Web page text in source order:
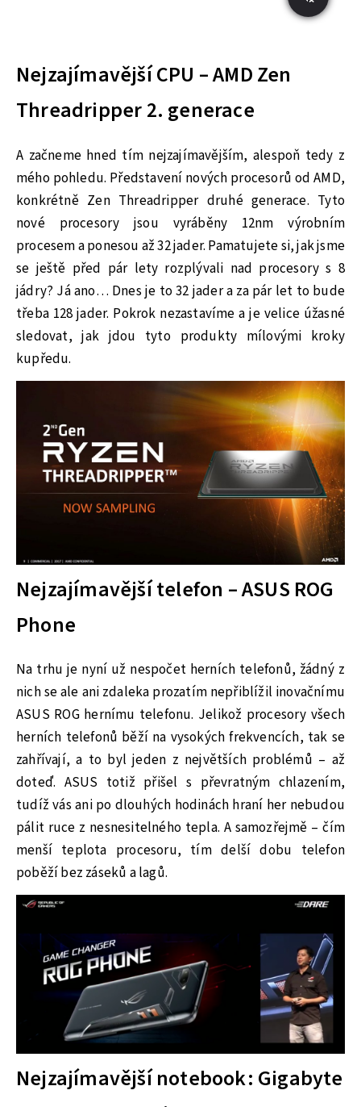
Nejzajímavější CPU – AMD Zen
Threadripper 2. generace
A začneme hned tím nejzajímavějším, alespoň tedy z
mého pohledu. Představení nových procesorů od AMD,
konkrétně Zen Threadripper druhé generace. Tyto
nové procesory jsou vyráběny 12nm výrobním
procesem a ponesou až 32 jader. Pamatujete si, jak jsme
se ještě před pár lety rozplývali nad procesory s 8
jádry? Já ano… Dnes je to 32 jader a za pár let to bude
třeba 128 jader. Pokrok nezastavíme a je velice úžasné
sledovat, jak jdou tyto produkty mílovými kroky
kupředu.
Nejzajímavější telefon – ASUS ROG
Phone
Na trhu je nyní už nespočet herních telefonů, žádný z
nich se ale ani zdaleka prozatím nepřiblížil inovačnímu
ASUS ROG hernímu telefonu. Jelikož procesory všech
herních telefonů běží na vysokých frekvencích, tak se
zahřívají, a to byl jeden z největších problémů – až
doteď. ASUS totiž přišel s převratným chlazením,
tudíž vás ani po dlouhých hodinách hraní her nebudou
pálit ruce z nesnesitelného tepla. A samozřejmě – čím
menší teplota procesoru, tím delší dobu telefon
poběží bez záseků a lagů.
Nejzajímavější notebook: Gigabyte